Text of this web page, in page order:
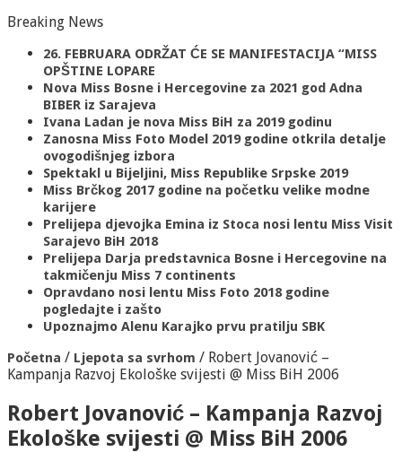
Breaking News
26. FEBRUARA ODRŽAT ĆE SE MANIFESTACIJA “MISS
OPŠTINE LOPARE
Nova Miss Bosne i Hercegovine za 2021 god Adna
BIBER iz Sarajeva
Ivana Ladan je nova Miss BiH za 2019 godinu
Zanosna Miss Foto Model 2019 godine otkrila detalje
ovogodišnjeg izbora
Spektakl u Bijeljini, Miss Republike Srpske 2019
Miss Brčkog 2017 godine na početku velike modne
karijere
Prelijepa djevojka Emina iz Stoca nosi lentu Miss Visit
Sarajevo BiH 2018
Prelijepa Darja predstavnica Bosne i Hercegovine na
takmičenju Miss 7 continents
Opravdano nosi lentu Miss Foto 2018 godine
pogledajte i zašto
Upoznajmo Alenu Karajko prvu pratilju SBK
Početna / Ljepota sa svrhom / Robert Jovanović –
Kampanja Razvoj Ekološke svijesti @ Miss BiH 2006
Robert Jovanović – Kampanja Razvoj
Ekološke svijesti @ Miss BiH 2006